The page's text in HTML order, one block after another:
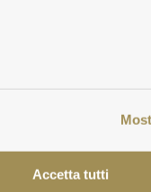
Accetta tutti